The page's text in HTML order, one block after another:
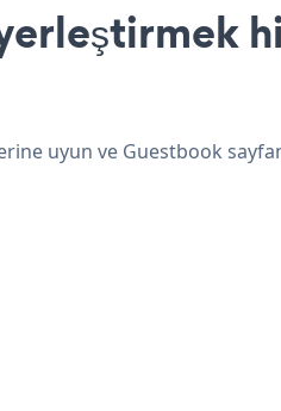
uyun ve Guestbook